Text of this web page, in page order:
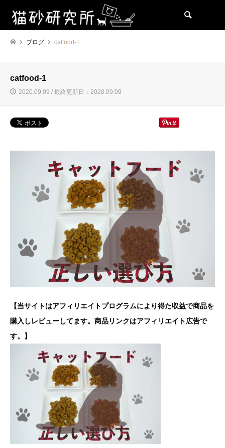
ブログ catfood-1
catfood-1
2020.09.09 / 最終更新日：2020.09.09
【当サイトはアフィリエイトプログラムにより得た収益で商品を
購入しレビューしてます。商品リンクはアフィリエイト広告で
す。】